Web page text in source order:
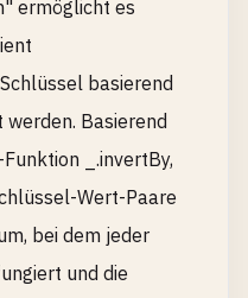
ermöglicht es
basierend
Basierend
_.invertBy,
Wert-Paare
bei dem jeder
und die